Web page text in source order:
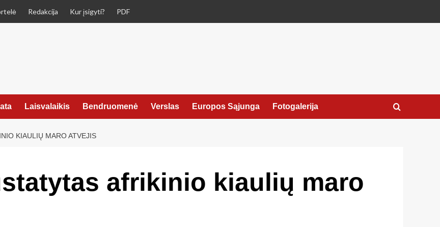
Redakcija Kur įsigyti? PDF
Laisvalaikis Bendruomenė Verslas Europos Sąjunga Fotogalerija
KIAULIŲ MARO ATVEJIS
afrikinio kiaulių maro